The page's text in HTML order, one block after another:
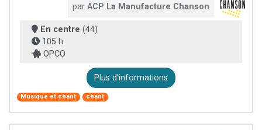
parACP La Manufacture Chanson
En centre (44)
105 h
OPCO
Plus d'informations
Musique et chant chant